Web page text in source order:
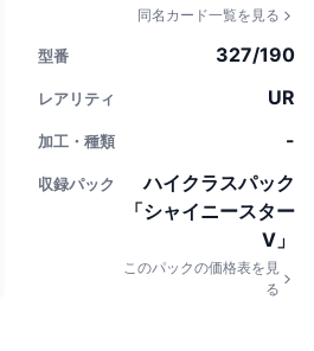
同名カード一覧を見る
型番 327/190
レアリティ UR
加工・種類 -
収録パック
ハイクラスパック
「シャイニースター
V」
このパックの価格表を見
る